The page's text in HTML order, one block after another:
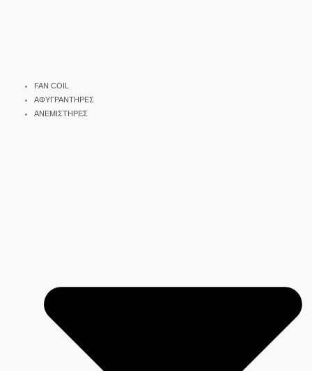
FAN COIL
ΑΦΥΓΡΑΝΤΗΡΕΣ
ΑΝΕΜΙΣΤΗΡΕΣ